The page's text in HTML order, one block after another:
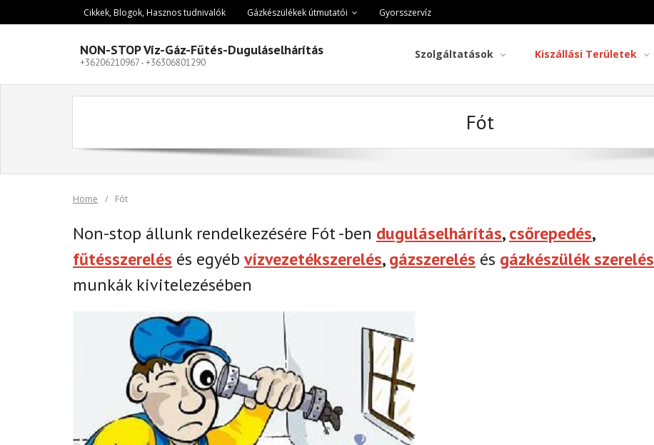
Cikkek, Blogok, Hasznos tudnivalók Gázkészülékek útmutatói Gyorsszervíz
NON-STOP Víz-Gáz-Fűtés-Duguláselhárítás
+36206210967 - +36306801290
Szolgáltatások Kiszállási Területek
Fót
Home / Fót
Non-stop állunk rendelkezésére Fót -ben duguláselhárítás,csőrepedés,
fűtésszerelés és egyéb vízvezetékszerelés,gázszerelés és gázkészülék szerelés
munkák kivitelezésében